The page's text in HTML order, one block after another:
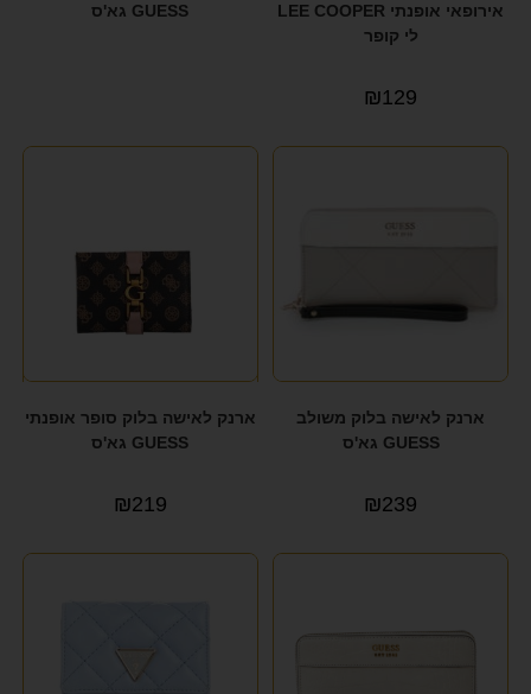
אירופאי אופנתי LEE COOPER
לי קופר
₪129
GUESS גא'ס
ארנק לאישה בלוק משולב
GUESS גא'ס
₪239
ארנק לאישה בלוק סופר אופנתי
GUESS גא'ס
₪219